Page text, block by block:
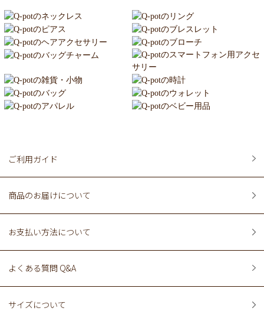
ご利用ガイド
商品のお届けについて
お支払い方法について
よくある質問 Q&A
サイズについて